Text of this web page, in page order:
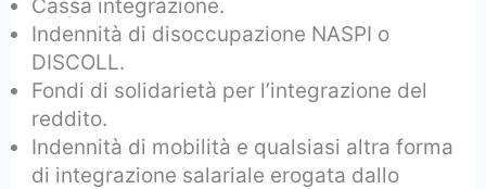
Cassa integrazione.
Indennità di disoccupazione NASPI o
DISCOLL.
Fondi di solidarietà per l’integrazione del
reddito.
Indennità di mobilità e qualsiasi altra forma
di integrazione salariale erogata dallo